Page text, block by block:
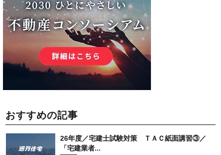
おすすめの記事
26年度／宅建士試験対策 ＴＡＣ紙面講習③／
「宅建業者...